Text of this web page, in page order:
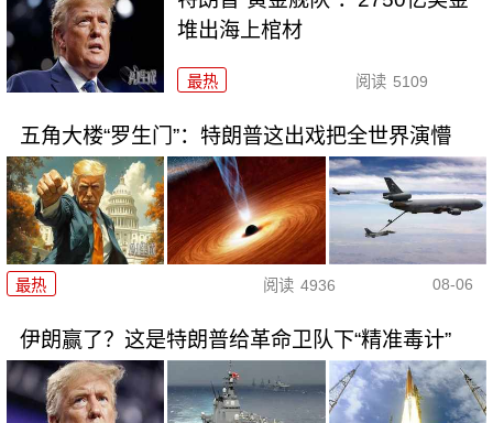
堆出海上棺材
最热 阅读 5109
五角大楼“罗生门”：特朗普这出戏把全世界演懵
最热 阅读 4936 08-06
伊朗赢了？这是特朗普给革命卫队下“精准毒计”